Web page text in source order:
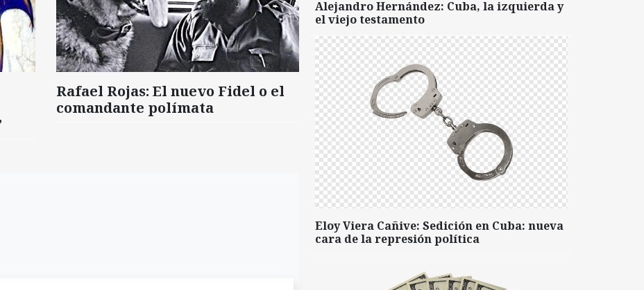
Rafael Rojas: El nuevo Fidel o el
comandante polímata
Alejandro Hernández: Cuba, la izquierda y
el viejo testamento
Eloy Viera Cañive: Sedición en Cuba: nueva
cara de la represión política